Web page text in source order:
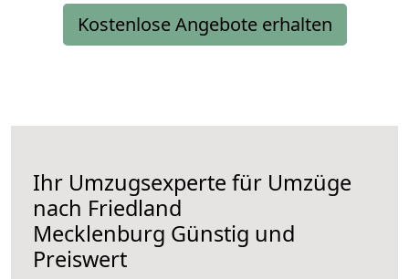
Kostenlose Angebote erhalten
Ihr Umzugsexperte für Umzüge
nach Friedland
Mecklenburg Günstig und
Preiswert